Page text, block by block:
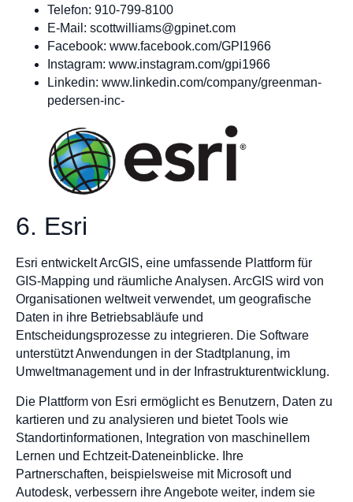
Telefon: 910-799-8100
E-Mail: scottwilliams@gpinet.com
Facebook: www.facebook.com/GPI1966
Instagram: www.instagram.com/gpi1966
Linkedin: www.linkedin.com/company/greenman-
pedersen-inc-
6. Esri
Esri entwickelt ArcGIS, eine umfassende Plattform für
GIS-Mapping und räumliche Analysen. ArcGIS wird von
Organisationen weltweit verwendet, um geografische
Daten in ihre Betriebsabläufe und
Entscheidungsprozesse zu integrieren. Die Software
unterstützt Anwendungen in der Stadtplanung, im
Umweltmanagement und in der Infrastrukturentwicklung.
Die Plattform von Esri ermöglicht es Benutzern, Daten zu
kartieren und zu analysieren und bietet Tools wie
Standortinformationen, Integration von maschinellem
Lernen und Echtzeit-Dateneinblicke. Ihre
Partnerschaften, beispielsweise mit Microsoft und
Autodesk, verbessern ihre Angebote weiter, indem sie